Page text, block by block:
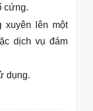
cứng.
lên một
dịch vụ đám
dụng.